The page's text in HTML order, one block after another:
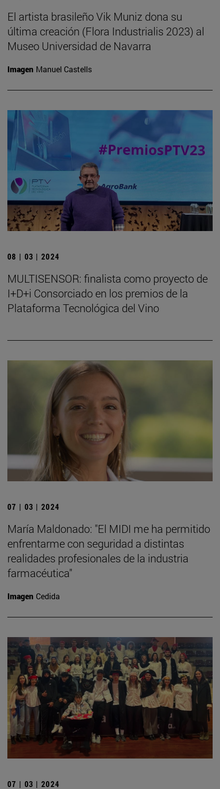
El artista brasileño Vik Muniz dona su
última creación (Flora Industrialis 2023) al
Museo Universidad de Navarra
Imagen Manuel Castells
08 | 03 | 2024
MULTISENSOR: finalista como proyecto de
I+D+i Consorciado en los premios de la
Plataforma Tecnológica del Vino
07 | 03 | 2024
María Maldonado: "El MIDI me ha permitido
enfrentarme con seguridad a distintas
realidades profesionales de la industria
farmacéutica"
Imagen Cedida
07 | 03 | 2024